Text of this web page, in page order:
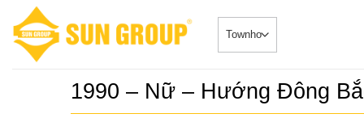
content
1990 – Nữ – Hướng Đông